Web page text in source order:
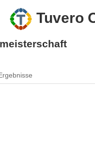
Tuvero